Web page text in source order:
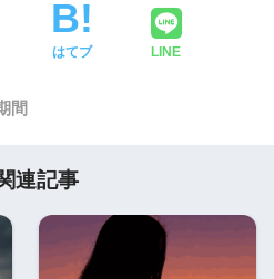
はてブ LINE
間
連記事